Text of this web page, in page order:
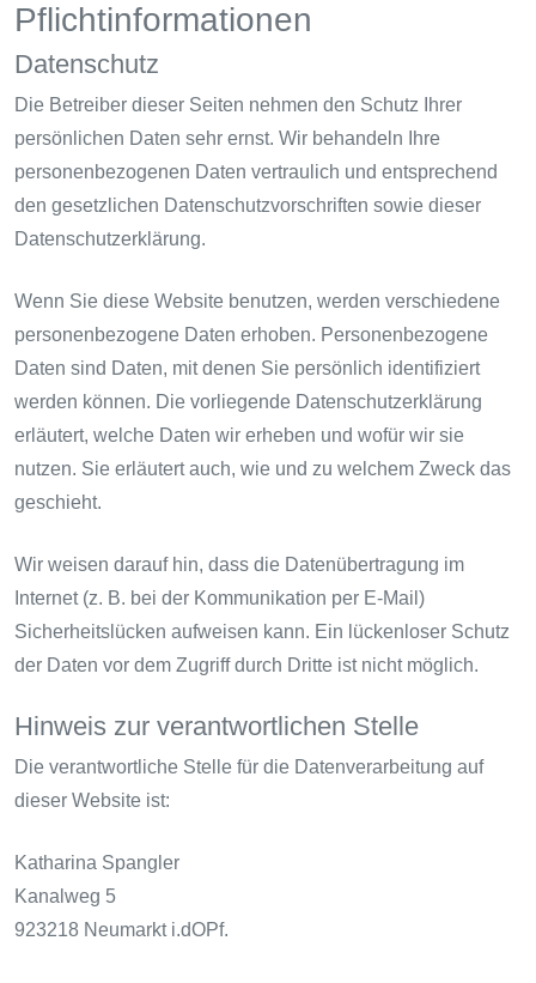
Pflicht­informationen
Datenschutz
Die Betreiber dieser Seiten nehmen den Schutz Ihrer
persönlichen Daten sehr ernst. Wir behandeln Ihre
personenbezogenen Daten vertraulich und entsprechend
den gesetzlichen Datenschutzvorschriften sowie dieser
Datenschutzerklärung.
Wenn Sie diese Website benutzen, werden verschiedene
personenbezogene Daten erhoben. Personenbezogene
Daten sind Daten, mit denen Sie persönlich identifiziert
werden können. Die vorliegende Datenschutzerklärung
erläutert, welche Daten wir erheben und wofür wir sie
nutzen. Sie erläutert auch, wie und zu welchem Zweck das
geschieht.
Wir weisen darauf hin, dass die Datenübertragung im
Internet (z. B. bei der Kommunikation per E-Mail)
Sicherheitslücken aufweisen kann. Ein lückenloser Schutz
der Daten vor dem Zugriff durch Dritte ist nicht möglich.
Hinweis zur verantwortlichen Stelle
Die verantwortliche Stelle für die Datenverarbeitung auf
dieser Website ist:
Katharina Spangler
Kanalweg 5
923218 Neumarkt i.dOPf.